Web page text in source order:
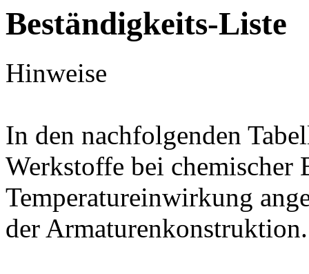
Beständigkeits-Liste
Hinweise
In den nachfolgenden
Werkstoffe bei chemischer
Temperatureinwirkung
der Armaturenkonstruktion.